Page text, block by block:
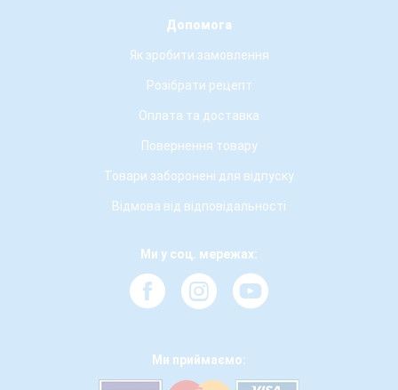
Допомога
Як зробити замовлення
Розібрати рецепт
Оплата та доставка
Повернення товару
Товари заборонені для відпуску
Відмова від відповідальності
Ми у соц. мережах:
Ми приймаємо: